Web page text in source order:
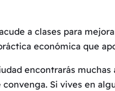
a clases para
económica que
encontrarás
Si vives en